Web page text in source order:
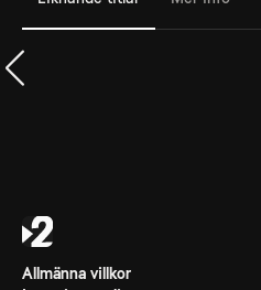
Allmänna villkor